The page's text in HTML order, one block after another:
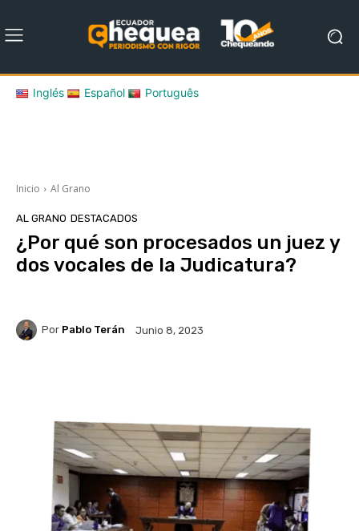
Inglés Español Português
Inicio Al Grano
AL GRANO DESTACADOS
¿Por qué son procesados un juez y
dos vocales de la Judicatura?
Por Pablo Terán Junio 8, 2023